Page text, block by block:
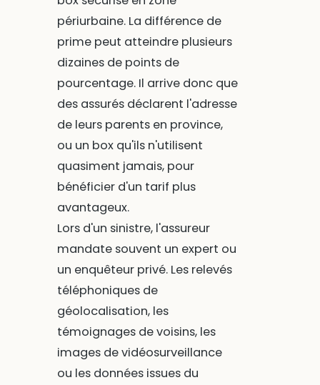
périurbaine. La différence de
prime peut atteindre plusieurs
dizaines de points de
pourcentage. Il arrive donc que
des assurés déclarent l'adresse
de leurs parents en province,
ou un box qu'ils n'utilisent
quasiment jamais, pour
bénéficier d'un tarif plus
avantageux.
Lors d'un sinistre, l'assureur
mandate souvent un expert ou
un enquêteur privé. Les relevés
téléphoniques de
géolocalisation, les
témoignages de voisins, les
images de vidéosurveillance
ou les données issues du